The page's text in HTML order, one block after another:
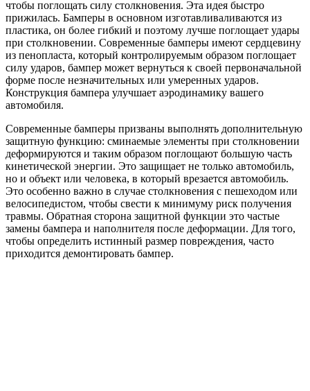
чтобы поглощать силу столкновения. Эта идея быстро
прижилась. Бамперы в основном изготавливаливаются из
пластика, он более гибкий и поэтому лучше поглощает удары
при столкновении. Современные бамперы имеют сердцевину
из пенопласта, который контролируемым образом поглощает
силу ударов, бампер может вернуться к своей первоначальной
форме после незначительных или умеренных ударов.
Конструкция бампера улучшает аэродинамику вашего
автомобиля.
Современные бамперы призваны выполнять дополнительную
защитную функцию: сминаемые элементы при столкновении
деформируются и таким образом поглощают большую часть
кинетической энергии. Это защищает не только автомобиль,
но и объект или человека, в который врезается автомобиль.
Это особенно важно в случае столкновения с пешеходом или
велосипедистом, чтобы свести к минимуму риск получения
травмы. Обратная сторона защитной функции это частые
замены бампера и наполнителя после деформации. Для того,
чтобы определить истинный размер повреждения, часто
приходится демонтировать бампер.